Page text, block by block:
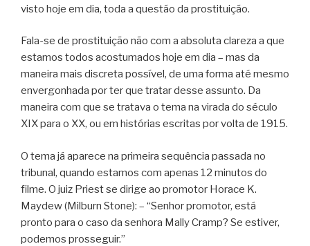
visto hoje em dia, toda a questão da prostituição.
Fala-se de prostituição não com a absoluta clareza a que
estamos todos acostumados hoje em dia – mas da
maneira mais discreta possível, de uma forma até mesmo
envergonhada por ter que tratar desse assunto. Da
maneira com que se tratava o tema na virada do século
XIX para o XX, ou em histórias escritas por volta de 1915.
O tema já aparece na primeira sequência passada no
tribunal, quando estamos com apenas 12 minutos do
filme. O juiz Priest se dirige ao promotor Horace K.
Maydew (Milburn Stone): – “Senhor promotor, está
pronto para o caso da senhora Mally Cramp? Se estiver,
podemos prosseguir.”